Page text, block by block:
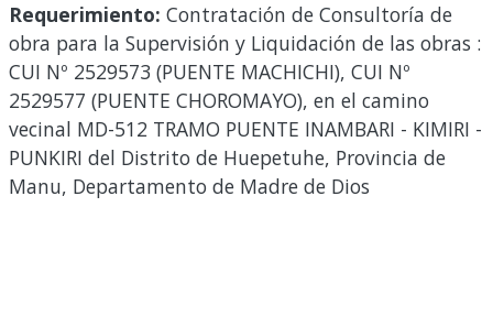
Requerimiento: Contratación de Consultoría de
obra para la Supervisión y Liquidación de las obras :
CUI Nº 2529573 (PUENTE MACHICHI), CUI Nº
2529577 (PUENTE CHOROMAYO), en el camino
vecinal MD-512 TRAMO PUENTE INAMBARI - KIMIRI -
PUNKIRI del Distrito de Huepetuhe, Provincia de
Manu, Departamento de Madre de Dios